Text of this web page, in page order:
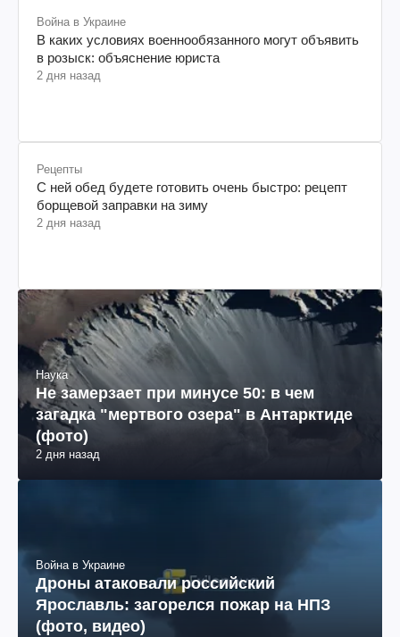
Война в Украине
В каких условиях военнообязанного могут объявить
в розыск: объяснение юриста
2 дня назад
Рецепты
С ней обед будете готовить очень быстро: рецепт
борщевой заправки на зиму
2 дня назад
Наука
Не замерзает при минусе 50: в чем
загадка "мертвого озера" в Антарктиде
(фото)
2 дня назад
Война в Украине
Дроны атаковали российский
Ярославль: загорелся пожар на НПЗ
(фото, видео)